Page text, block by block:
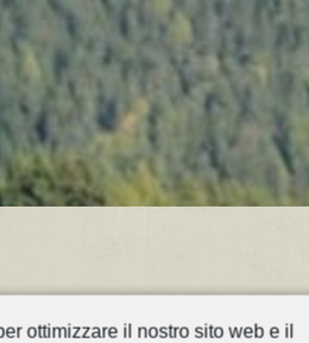
ottimizzare il nostro sito web e il